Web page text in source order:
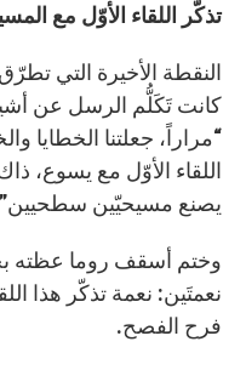
تذكّر اللقاء الأوّل مع
النقطة الأخيرة التي
كانت تَكَلُّم الرسل عن
“مراراً، جعلتنا الخطايا
اللقاء الأوّل مع يسوع،
يصنع مسيحيّين
وختم أسقف روما عظته
نعمتَين: نعمة تذكّر هذا
فرح الفصح.